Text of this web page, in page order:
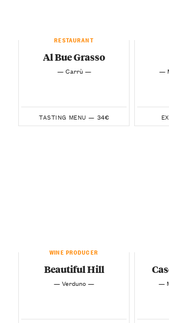
RESTAURANT
Al Bue Grasso
— Carrù —
TASTING MENU — 34€
—
WINE PRODUCER
Beautiful Hill
— Verduno — —